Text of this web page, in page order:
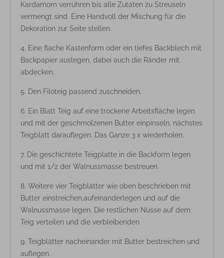
Kardamom verrühren bis alle Zutaten zu Streuseln
vermengt sind. Eine Handvoll der Mischung für die
Dekoration zur Seite stellen.
Eine flache Kastenform oder ein tiefes Backblech mit
Backpapier auslegen, dabei auch die Ränder mit
abdecken.
Den Filoteig passend zuschneiden.
Ein Blatt Teig auf eine trockene Arbeitsfläche legen
und mit der geschmolzenen Butter einpinseln, nächstes
Teigblatt darauflegen. Das Ganze 3 x wiederholen.
Die geschichtete Teigplatte in die Backform legen
und mit 1/2 der Walnussmasse bestreuen.
Weitere vier Teigblätter wie oben beschrieben mit
Butter einstreichen,aufeinanderlegen und auf die
Walnussmasse legen. Die restlichen Nüsse auf dem
Teig verteilen und die verbleibenden
Teigblätter nacheinander mit Butter bestreichen und
auflegen.